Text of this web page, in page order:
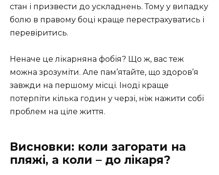
стан і призвести до ускладнень. Тому у випадку
болю в правому боці краще перестрахуватись і
перевіритись.
Неначе це лікарняна фобія? Що ж, вас теж
можна зрозуміти. Але пам’ятайте, що здоров’я
завжди на першому місці. Іноді краще
потерпіти кілька годин у черзі, ніж нажити собі
проблем на ціле життя.
Висновки: коли загорати на
пляжі, а коли – до лікаря?